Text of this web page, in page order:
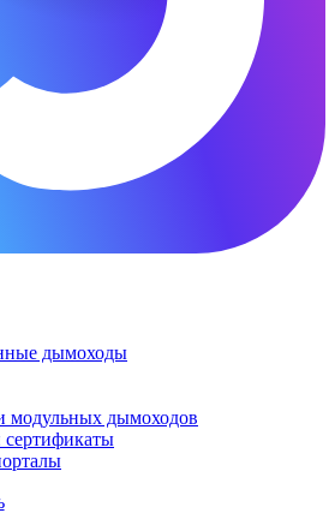
дымоходы
модульных дымоходов